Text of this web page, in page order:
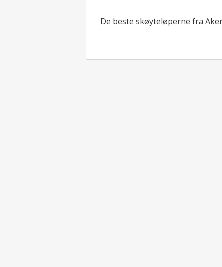
De beste skøyteløperne fra